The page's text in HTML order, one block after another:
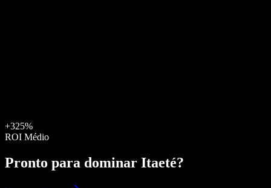
+325%
ROI Médio
Pronto para dominar Itaeté?